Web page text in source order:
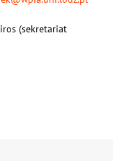
(sekretariat